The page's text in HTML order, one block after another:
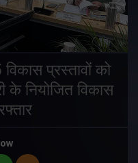
प्रस्तावों को
के नियोजित विकास